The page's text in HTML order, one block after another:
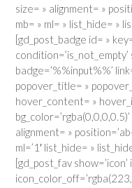
size= » alignment= »
mb= » ml= » list_hide= »
[gd_post_badge id= »
badge=’%%input%%’
popover_title= »
hover_content= »
alignment= »
ml=’1′ list_hide= »
[gd_post_fav show=’icon’